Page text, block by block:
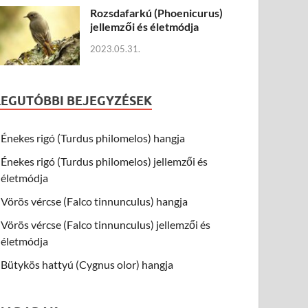
Rozsdafarkú (Phoenicurus)
jellemzői és életmódja
2023.05.31.
BEJEGYZÉSEK
Énekes rigó (Turdus philomelos) hangja
Énekes rigó (Turdus philomelos) jellemzői és
életmódja
Vörös vércse (Falco tinnunculus) hangja
Vörös vércse (Falco tinnunculus) jellemzői és
életmódja
Bütykös hattyú (Cygnus olor) hangja